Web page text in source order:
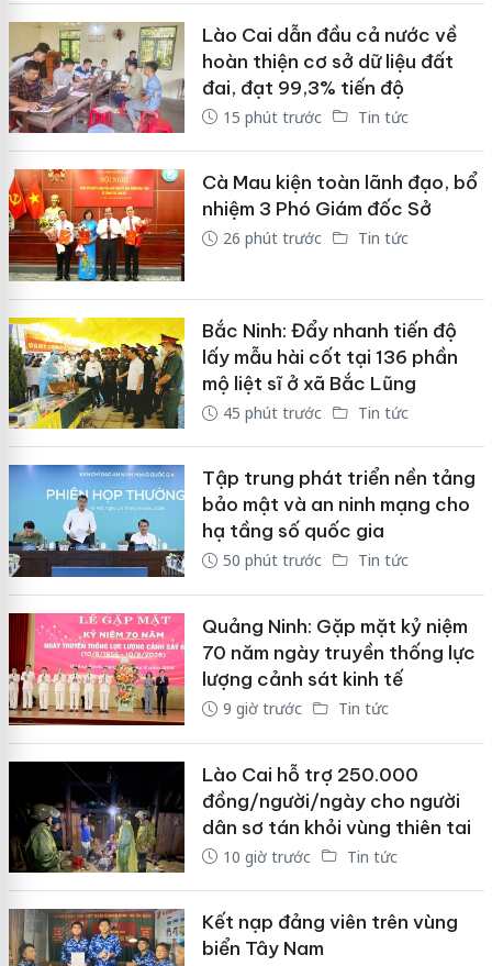
Lào Cai dẫn đầu cả nước về
hoàn thiện cơ sở dữ liệu đất
đai, đạt 99,3% tiến độ
15 phút trước Tin tức
Cà Mau kiện toàn lãnh đạo, bổ
nhiệm 3 Phó Giám đốc Sở
26 phút trước Tin tức
Bắc Ninh: Đẩy nhanh tiến độ
lấy mẫu hài cốt tại 136 phần
mộ liệt sĩ ở xã Bắc Lũng
45 phút trước Tin tức
Tập trung phát triển nền tảng
bảo mật và an ninh mạng cho
hạ tầng số quốc gia
50 phút trước Tin tức
Quảng Ninh: Gặp mặt kỷ niệm
70 năm ngày truyền thống lực
lượng cảnh sát kinh tế
9 giờ trước Tin tức
Lào Cai hỗ trợ 250.000
đồng/người/ngày cho người
dân sơ tán khỏi vùng thiên tai
10 giờ trước Tin tức
Kết nạp đảng viên trên vùng
biển Tây Nam